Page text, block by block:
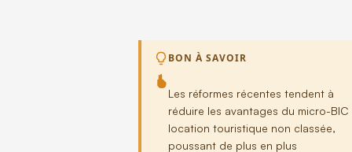
BON À SAVOIR
Les réformes récentes tendent à
réduire les avantages du micro-BIC
location touristique non classée,
poussant de plus en plus